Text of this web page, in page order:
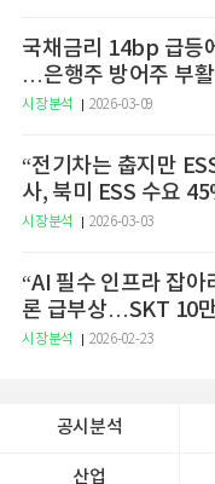
국채금리 14bp 급등
…은행주 방어주 부
시장분석 2026-03-09
“전기차는 춥지만
사, 북미 ESS 수요
시장분석 2026-03-03
“AI 필수 인프라 잡아
론 급부상…SKT 10
증권
시장분석 2026-02-23
공시분석
산업